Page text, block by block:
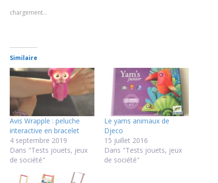
chargement…
Similaire
Avis Wrapple : peluche
interactive en bracelet
4 septembre 2019
Dans "Tests jouets, jeux
de société"
Le yams animaux de
Djeco
15 juillet 2016
Dans "Tests jouets, jeux
de société"